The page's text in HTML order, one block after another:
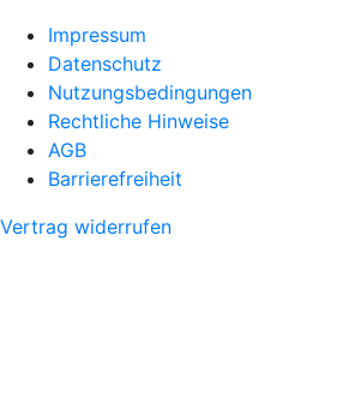
Impressum
Datenschutz
Nutzungsbedingungen
Rechtliche Hinweise
AGB
Barrierefreiheit
Vertrag widerrufen